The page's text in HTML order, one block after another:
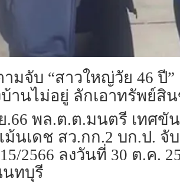
ามจับ “สาวใหญ่วัย 46
บ้านไม่อยู่ ลักเอาทรัพย์
.66 พล.ต.ต.มนตรี เทศขั
นเดช สว.กก.2 บก.ป. จั
2566 ลงวันที่ 30 ต.ค.
นทบุรี